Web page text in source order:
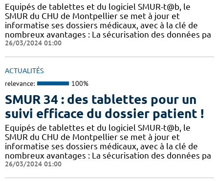
​​Equipés de tablettes et du logiciel SMUR-t@b, le
SMUR du CHU de Montpellier se met à jour et
informatise ses dossiers médicaux, avec à la clé de
nombreux avantages : ​​La sécurisation des données pa
26/03/2024 01:00
ACTUALITÉS
relevance: 100%
SMUR 34 : des tablettes pour un
suivi efficace du dossier patient !
​​Equipés de tablettes et du logiciel SMUR-t@b, le
SMUR du CHU de Montpellier se met à jour et
informatise ses dossiers médicaux, avec à la clé de
nombreux avantages : ​​La sécurisation des données pa
26/03/2024 01:00